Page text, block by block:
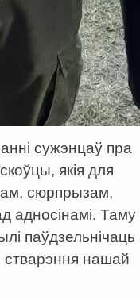
сужэнцаў пра
якія для
сюрпрызам,
адносінамі. Таму
паўдзельнічаць
стварэння нашай